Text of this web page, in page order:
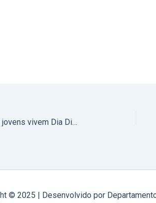
Cerca de duas centenas de jovens vivem Dia Diocesano da Juventude em Évora. “Dar a vida, servir, amar, é o único caminho que é capaz de fazer um mundo melhor”, afiançou o Prelado. (com fotos e com vídeos)
© 2025 | Desenvolvido por